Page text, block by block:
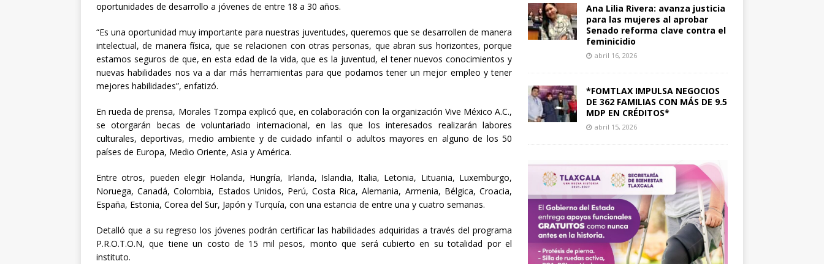
oportunidades de desarrollo a jóvenes de entre 18 a 30 años.
“Es una oportunidad muy importante para nuestras juventudes, queremos que se desarrollen de manera
intelectual, de manera física, que se relacionen con otras personas, que abran sus horizontes, porque
estamos seguros de que, en esta edad de la vida, que es la juventud, el tener nuevos conocimientos y
nuevas habilidades nos va a dar más herramientas para que podamos tener un mejor empleo y tener
mejores habilidades”, enfatizó.
En rueda de prensa, Morales Tzompa explicó que, en colaboración con la organización Vive México A.C.,
se otorgarán becas de voluntariado internacional, en las que los interesados realizarán labores
culturales, deportivas, medio ambiente y de cuidado infantil o adultos mayores en alguno de los 50
países de Europa, Medio Oriente, Asia y América.
Entre otros, pueden elegir Holanda, Hungría, Irlanda, Islandia, Italia, Letonia, Lituania, Luxemburgo,
Noruega, Canadá, Colombia, Estados Unidos, Perú, Costa Rica, Alemania, Armenia, Bélgica, Croacia,
España, Estonia, Corea del Sur, Japón y Turquía, con una estancia de entre una y cuatro semanas.
Detalló que a su regreso los jóvenes podrán certificar las habilidades adquiridas a través del programa
P.R.O.T.O.N, que tiene un costo de 15 mil pesos, monto que será cubierto en su totalidad por el
instituto.
Ana Lilia Rivera: avanza justicia
para las mujeres al aprobar
Senado reforma clave contra el
feminicidio
abril 16, 2026
*FOMTLAX IMPULSA NEGOCIOS
DE 362 FAMILIAS CON MÁS DE 9.5
MDP EN CRÉDITOS*
abril 15, 2026